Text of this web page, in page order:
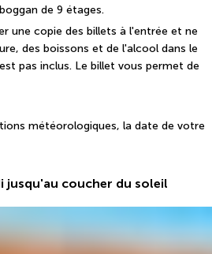
de 9 étages.
une copie des billets à l'entrée et ne
des boissons et de l'alcool dans le
pas inclus. Le billet vous permet de
météorologiques, la date de votre
jusqu'au coucher du soleil